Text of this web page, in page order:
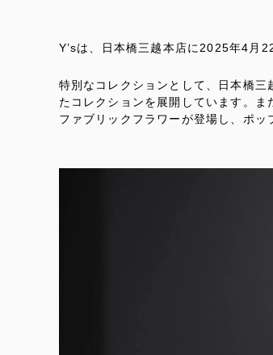
Y’sは、日本橋三越本店に2025年4月
特別なコレクションとして、日本橋
たコレクションを展開しています。
ファブリックフラワーが登場し、ポッ